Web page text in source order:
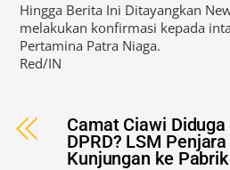
Hingga Berita Ini Ditayangkan
melakukan konfirmasi kepada
Pertamina Patra Niaga.
Red/IN
Camat Ciawi Diduga
DPRD? LSM
Kunjungan ke